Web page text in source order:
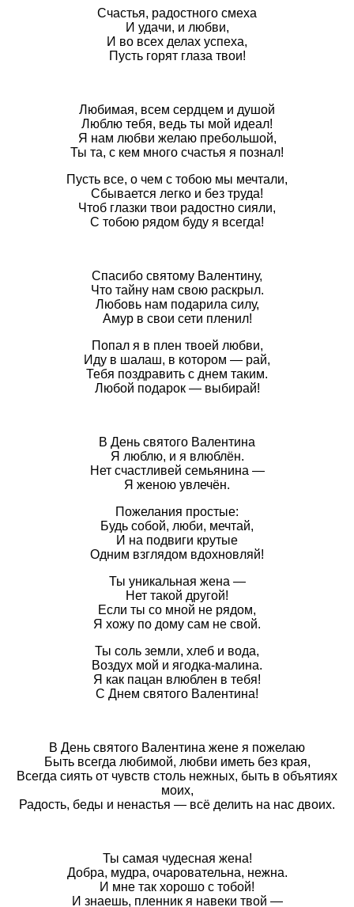
Счастья, радостного смеха
И удачи, и любви,
И во всех делах успеха,
Пусть горят глаза твои!
Любимая, всем сердцем и душой
Люблю тебя, ведь ты мой идеал!
Я нам любви желаю пребольшой,
Ты та, с кем много счастья я познал!
Пусть все, о чем с тобою мы мечтали,
Сбывается легко и без труда!
Чтоб глазки твои радостно сияли,
С тобою рядом буду я всегда!
Спасибо святому Валентину,
Что тайну нам свою раскрыл.
Любовь нам подарила силу,
Амур в свои сети пленил!
Попал я в плен твоей любви,
Иду в шалаш, в котором — рай,
Тебя поздравить с днем таким.
Любой подарок — выбирай!
В День святого Валентина
Я люблю, и я влюблён.
Нет счастливей семьянина —
Я женою увлечён.
Пожелания простые:
Будь собой, люби, мечтай,
И на подвиги крутые
Одним взглядом вдохновляй!
Ты уникальная жена —
Нет такой другой!
Если ты со мной не рядом,
Я хожу по дому сам не свой.
Ты соль земли, хлеб и вода,
Воздух мой и ягодка-малина.
Я как пацан влюблен в тебя!
С Днем святого Валентина!
В День святого Валентина жене я пожелаю
Быть всегда любимой, любви иметь без края,
Всегда сиять от чувств столь нежных, быть в объятиях
моих,
Радость, беды и ненастья — всё делить на нас двоих.
Ты самая чудесная жена!
Добра, мудра, очаровательна, нежна.
И мне так хорошо с тобой!
И знаешь, пленник я навеки твой —